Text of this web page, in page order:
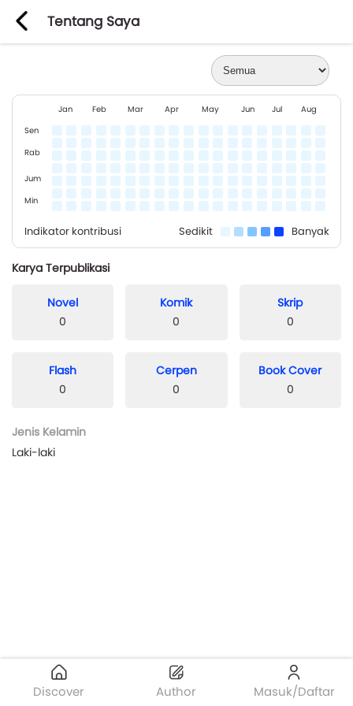
Discover Author Masuk/Daftar
Tentang Saya
Jan Feb Mar Apr May Jun Jul
Aug
Sen
Rab
Jum
Min
Indikator kontribusi Sedikit Banyak
Karya Terpublikasi
Novel
0
Komik
0
Skrip
0
Flash
0
Cerpen
0
Book Cover
0
Jenis Kelamin
Laki-laki